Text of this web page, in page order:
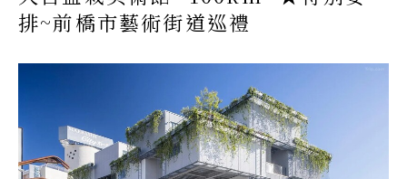
排~前橋市藝術街道巡禮